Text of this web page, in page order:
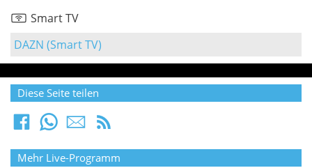
Smart TV
DAZN (Smart TV)
Diese Seite teilen
Mehr Live-Programm